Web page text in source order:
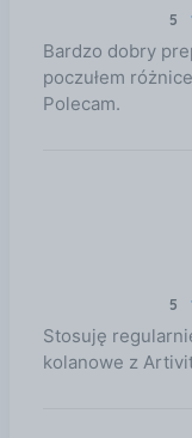
5
Bardzo dobry
poczułem
Polecam.
5
Stosuję
kolanowe z